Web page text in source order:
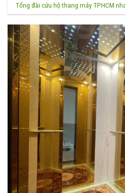
Tổng đài cứu hộ thang máy TPHCM